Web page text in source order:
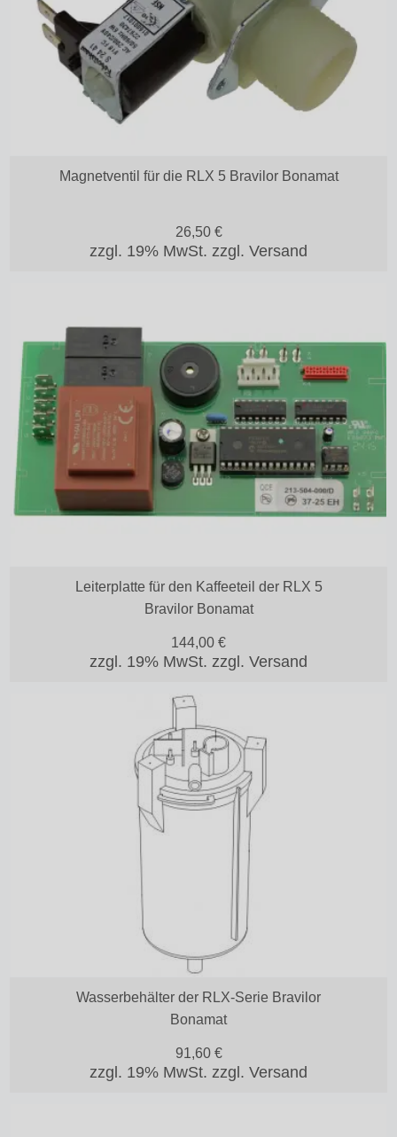
Magnetventil für die RLX 5 Bravilor Bonamat
zzgl. 19% MwSt. zzgl. Versand
26,50€
Leiterplatte für den Kaffeeteil der RLX 5
Bravilor Bonamat
zzgl. 19% MwSt. zzgl. Versand
144,00 €
Wasserbehälter der RLX-Serie Bravilor
Bonamat
zzgl. 19% MwSt. zzgl. Versand
91,60€